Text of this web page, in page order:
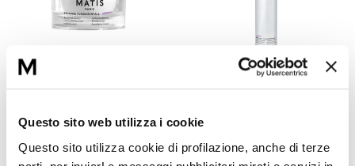
Questo sito web utilizza i cookie
Questo sito utilizza cookie di profilazione, anche di terze
AUTHENTIK-BEAUTY AUTHENTIK-ESSENCE